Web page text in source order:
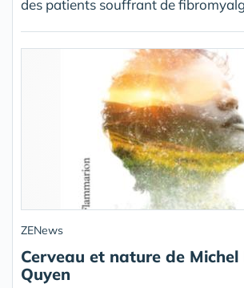
des patients souffrant de
ZENews
Cerveau et nature de Michel
Quyen